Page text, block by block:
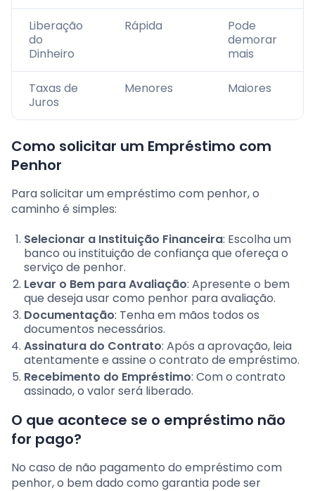
Liberação
do
Dinheiro
Rápida
Pode
demorar
mais
Taxas de
Juros
Menores Maiores
Como solicitar um Empréstimo com
Penhor
Para solicitar um empréstimo com penhor, o
caminho é simples:
Selecionar a Instituição Financeira: Escolha um
banco ou instituição de confiança que ofereça o
serviço de penhor.
Levar o Bem para Avaliação: Apresente o bem
que deseja usar como penhor para avaliação.
Documentação: Tenha em mãos todos os
documentos necessários.
Assinatura do Contrato: Após a aprovação, leia
atentamente e assine o contrato de empréstimo.
Recebimento do Empréstimo: Com o contrato
assinado, o valor será liberado.
O que acontece se o empréstimo não
for pago?
No caso de não pagamento do empréstimo com
penhor, o bem dado como garantia pode ser